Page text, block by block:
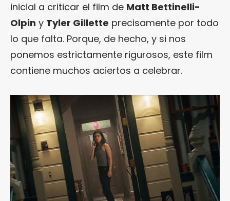
inicial a criticar el film de Matt Bettinelli-
Olpin y Tyler Gillette precisamente por todo
lo que falta. Porque, de hecho, y si nos
ponemos estrictamente rigurosos, este film
contiene muchos aciertos a celebrar.